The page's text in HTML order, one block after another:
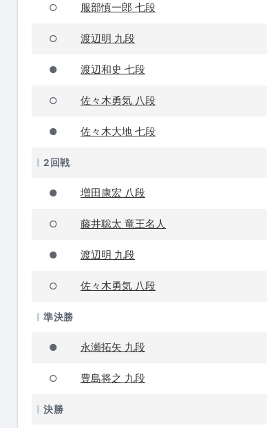
○ 服部慎一郎 七段
○ 渡辺明 九段
● 渡辺和史 七段
○ 佐々木勇気 八段
● 佐々木大地 七段
2回戦
● 増田康宏 八段
○ 藤井聡太 竜王名人
● 渡辺明 九段
○ 佐々木勇気 八段
準決勝
● 永瀬拓矢 九段
○ 豊島将之 九段
決勝